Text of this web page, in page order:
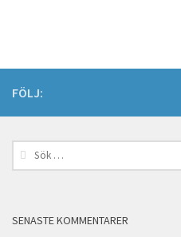
FÖLJ:
Sök
efter:
SENASTE KOMMENTARER